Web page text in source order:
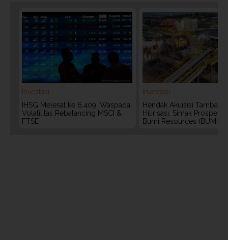
Investasi
IHSG Melesat ke 6.409, Waspadai
Volatilitas Rebalancing MSCI &
FTSE
Investasi
Hendak Akuisisi
Hilirisasi, Simak Prospek
Bumi Resources (BUMI)